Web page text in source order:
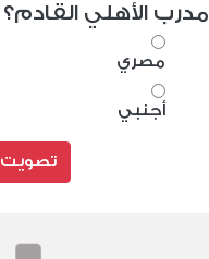
مدرب الأهلي القادم؟
مصري
أجنبي
تصويت